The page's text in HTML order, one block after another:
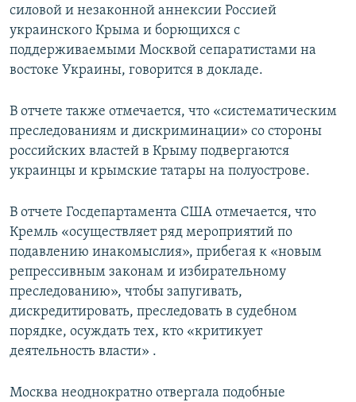
силовой и незаконной аннексии Россией
украинского Крыма и борющихся с
поддерживаемыми Москвой сепаратистами на
востоке Украины, говорится в докладе.
В отчете также отмечается, что «систематическим
преследованиям и дискриминации» со стороны
российских властей в Крыму подвергаются
украинцы и крымские татары на полуострове.
В отчете Госдепартамента США отмечается, что
Кремль «осуществляет ряд мероприятий по
подавлению инакомыслия», прибегая к «новым
репрессивным законам и избирательному
преследованию», чтобы запугивать,
дискредитировать, преследовать в судебном
порядке, осуждать тех, кто «критикует
деятельность власти» .
Москва неоднократно отвергала подобные